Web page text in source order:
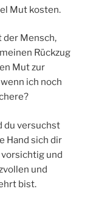
Mut kosten.
der Mensch,
Rückzug
Mut zur
ich noch
du versuchst
Hand sich dir
und
und
bist.